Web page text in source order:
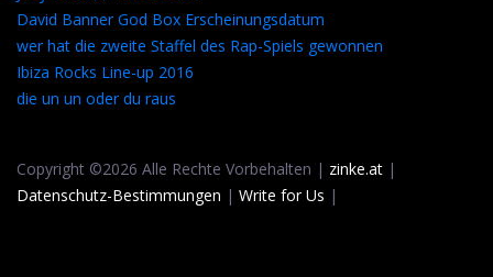
David Banner God Box Erscheinungsdatum
wer hat die zweite Staffel des Rap-Spiels gewonnen
Ibiza Rocks Line-up 2016
die un un oder du raus
Copyright ©2026 Alle Rechte Vorbehalten | zinke.at |
Datenschutz-Bestimmungen | Write for Us |